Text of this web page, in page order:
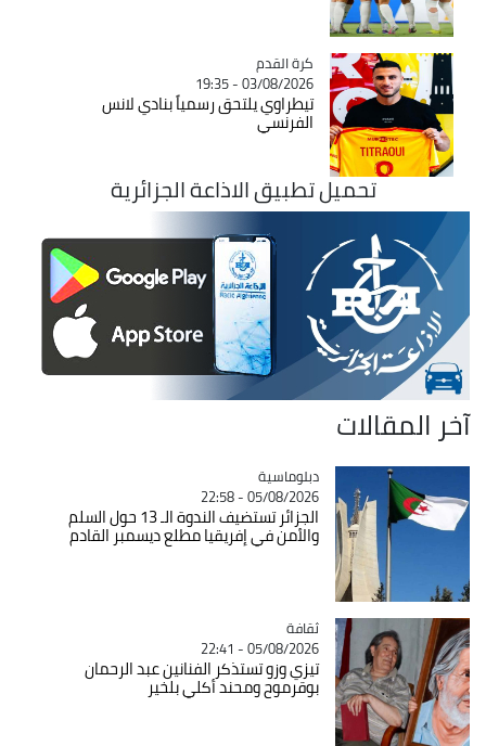
Catégorie
كرة القدم
03/08/2026 - 19:35
تيطراوي يلتحق رسمياً بنادي لانس
الفرنسي
تحميل تطبيق الاذاعة الجزائرية
آخر المقالات
Catégorie
دبلوماسية
05/08/2026 - 22:58
الجزائر تستضيف الندوة الـ 13 حول السلم
والأمن في إفريقيا مطلع ديسمبر القادم
Catégorie
ثقافة
05/08/2026 - 22:41
تيزي وزو تستذكر الفنانين عبد الرحمان
بوقرموح ومحند أكلي بلخير